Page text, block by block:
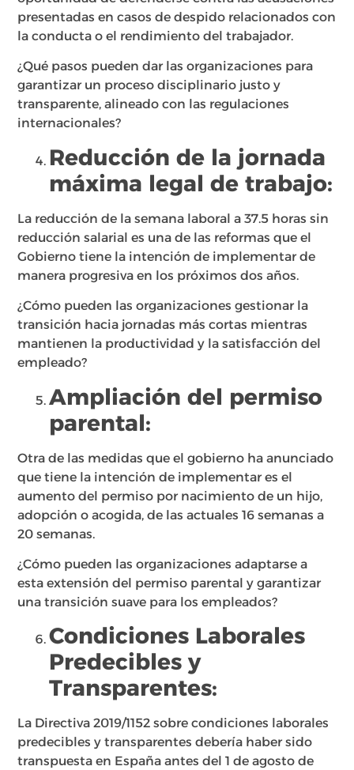
presentadas en casos de despido relacionados con
la conducta o el rendimiento del trabajador.
¿Qué pasos pueden dar las organizaciones para
garantizar un proceso disciplinario justo y
transparente, alineado con las regulaciones
internacionales?
Reducción de la jornada
máxima legal de trabajo:
La reducción de la semana laboral a 37.5 horas sin
reducción salarial es una de las reformas que el
Gobierno tiene la intención de implementar de
manera progresiva en los próximos dos años.
¿Cómo pueden las organizaciones gestionar la
transición hacia jornadas más cortas mientras
mantienen la productividad y la satisfacción del
empleado?
Ampliación del permiso
parental:
Otra de las medidas que el gobierno ha anunciado
que tiene la intención de implementar es el
aumento del permiso por nacimiento de un hijo,
adopción o acogida, de las actuales 16 semanas a
20 semanas.
¿Cómo pueden las organizaciones adaptarse a
esta extensión del permiso parental y garantizar
una transición suave para los empleados?
Condiciones Laborales
Predecibles y
Transparentes:
La Directiva 2019/1152 sobre condiciones laborales
predecibles y transparentes debería haber sido
transpuesta en España antes del 1 de agosto de